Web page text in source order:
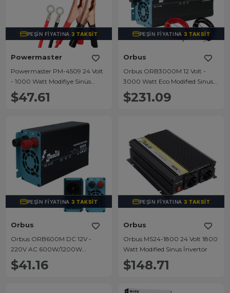
PEŞIN FIYATINA3 TAKSIT
Powermaster
Powermaster PM-4509 24 Volt
- 1000 Watt Modifiye Sinüs
İnvertör
$47.61
PEŞIN FIYATINA3 TAKSIT
Orbus
Orbus ORB3000M 12 Volt -
3000 Watt Eco Modified Sinus
İnverter
$231.09
PEŞIN FIYATINA3 TAKSIT
Orbus
Orbus ORB600M DC 12V -
220V AC 600W/1200W
Modified Sinus Sine Wave
Inverter
$41.16
PEŞIN FIYATINA3 TAKSIT
Orbus
Orbus MS24-1800 24 Volt 1800
Watt Modified Sinus İnvertör
$148.71